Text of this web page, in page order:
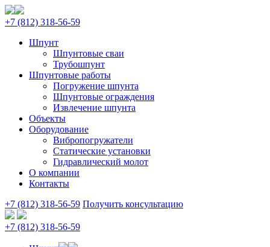
+7 (812) 318‑56‑59
Шпунт
Шпунтовые сваи
Трубошпунт
Шпунтовые работы
Погружение шпунта
Шпунтовые ограждения
Извлечение шпунта
Объекты
Оборудование
Вибропогружатели
Статические установки
Гидравлический молот
О компании
Контакты
+7 (812) 318‑56‑59 Получить консультацию
+7 (812) 318‑56‑59